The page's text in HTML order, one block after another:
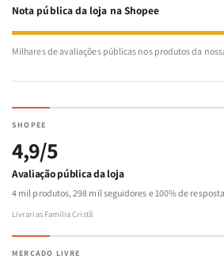
Nota pública da loja na Shopee
Milhares de avaliações públicas nos produtos da
SHOPEE
4,9/5
Avaliação pública da loja
4 mil produtos, 298 mil seguidores e 100% de
Livrarias Família Cristã
MERCADO LIVRE